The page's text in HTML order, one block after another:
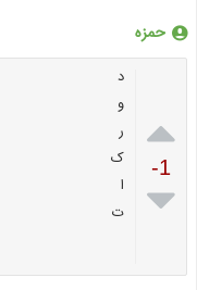
حمزه

-1

د
و
ر
ک
ا
ت